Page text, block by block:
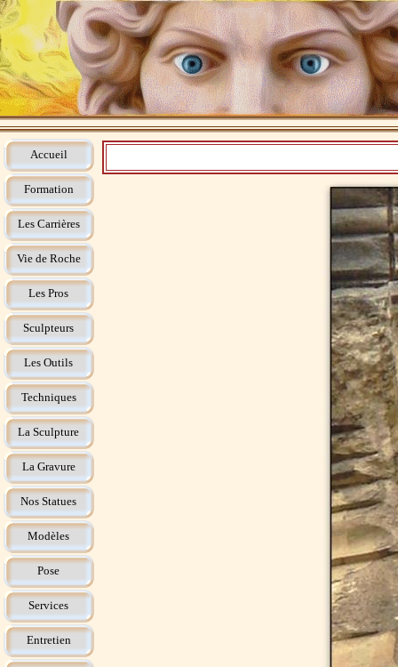
Accueil
Formation
Les Carrières
Vie de Roche
Les Pros
Sculpteurs
Les Outils
Techniques
La Sculpture
La Gravure
Nos Statues
Modèles
Pose
Services
Entretien